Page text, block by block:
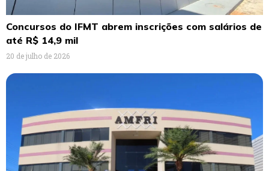
Concursos do IFMT abrem inscrições com salários de
até R$ 14,9 mil
20 de julho de 2026